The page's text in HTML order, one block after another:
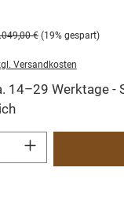
€ (19% gespart)
Versandkosten
14–29 Werktage -
den gewünschten Wert ein